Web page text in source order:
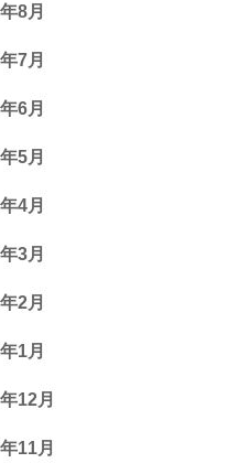
8月
7月
6月
5月
4月
3月
2月
1月
12月
11月